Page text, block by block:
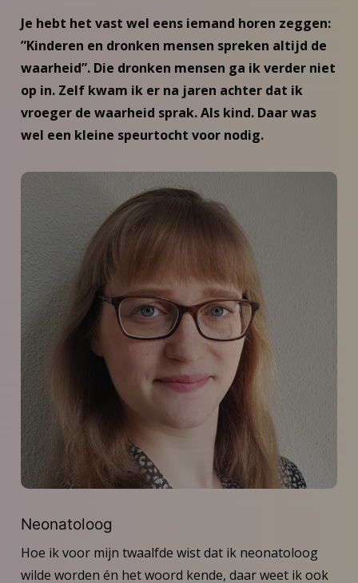
Je hebt het vast wel eens iemand horen zeggen:
”Kinderen en dronken mensen spreken altijd de
waarheid”. Die dronken mensen ga ik verder niet
op in. Zelf kwam ik er na jaren achter dat ik
vroeger de waarheid sprak. Als kind. Daar was
wel een kleine speurtocht voor nodig.
Neonatoloog
Hoe ik voor mijn twaalfde wist dat ik neonatoloog
wilde worden én het woord kende, daar weet ik ook